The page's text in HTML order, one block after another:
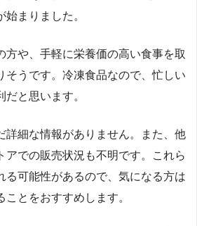
まりました。
方や、手軽に栄養価の高い食事を取
そうです。冷凍食品なので、忙しい
と思います。
詳細な情報がありません。また、他
アでの販売状況も不明です。これら
る可能性があるので、気になる方は
とをおすすめします。